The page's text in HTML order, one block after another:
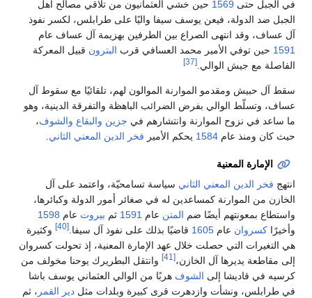
في الجبل حتى 1569 حين خشي العثمانيون من تلاقي مصالح أهل
الجبل ضد الدولة، فيعن يوسف سيفا واليًا على طرابلس، لكسر نفوذ
آل عساف، وقد انتهى الصراع بين الطرفين بهزيمة آل عساف عام
1591 حين توفي الأمير محمد العسافي قرب البترون قبيل المعركة
الفاصلة مع جيش الوالي.[37]
سقط آل حبيش ومقدمو الموارنة الموالون لهم، تلقائيًا مع سقوط آل
عساف، وتسلّط الوالي بفرض الضرائب الباهظة والتفرقة الدينية، وهو
ما ساعد في نزوح الموارنة وانتشارهم في جزين والبقاع والشوف،
حيث كان ومنذ عام 1584 يحكم الأمير فخر الدين المعني الثاني.
الإمارة المعنية
انتهج فخر الدين المعني الثاني سياسة تسامحيّة، واعتمد على آل
الخازن من الموارنة كمساعدين له في صغائر أمور الدولة وكبائرها،
واستطاع بمعونتهم أيضًا ضم المتن عام 1591 ثم بيروت عام 1598
وأخيرًا كسروان عام 1605 قاضيًا بذلك على نفوذ آل سيفا. [40]
وكثيرة
هي التغيرات التي حصلت خلال عهد الإمارة المعنية، إذ تحولت كسروان
إلى مقاطعة يديرها آل الخازن،[41]
وانتقل البطريرك يوحنا مخولف من
كرسيه في قاديشا إلى الشوف هربًا من الوالي العثماني يوسف باشا
في طرابلس، ونشأت وازدهرت قرى كبيرة وبلدات مثل دير القمر ، ثم